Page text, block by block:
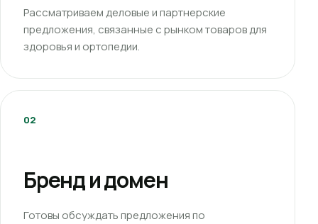
Рассматриваем деловые и партнерские
предложения, связанные с рынком товаров для
здоровья и ортопедии.
02
Бренд и домен
Готовы обсуждать предложения по